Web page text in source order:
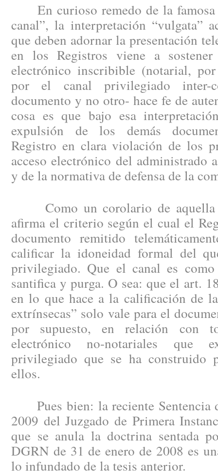
En curioso remedo de la famosa
canal”, la interpretación “vulgata”
que deben adornar la presentación
en los Registros viene a
electrónico inscribible (notarial,
por el canal privilegiado inter-
documento y no otro- hace fe de
cosa es que bajo esa
expulsión de los demás
Registro en clara violación de los
acceso electrónico del administrado
y de la normativa de defensa de la
Como un corolario de aquella
afirma el criterio según el cual el
documento remitido
calificar la idoneidad formal del
privilegiado. Que el canal es
santifica y purga. O sea: que el art.
en lo que hace a la calificación de
extrínsecas” solo vale para el
por supuesto, en relación con
electrónico no-notariales que
privilegiado que se ha construido
ellos.
Pues bien: la reciente Sentencia
2009 del Juzgado de Primera
que se anula la doctrina sentada
DGRN de 31 de enero de 2008 es
lo infundado de la tesis anterior.